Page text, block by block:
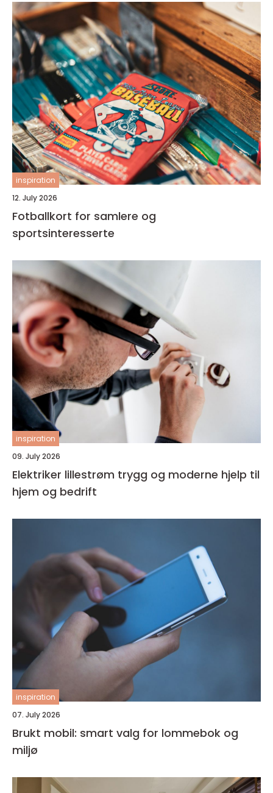
inspiration
12. July 2026
Fotballkort for samlere og
sportsinteresserte
inspiration
09. July 2026
Elektriker lillestrøm trygg og moderne hjelp til
hjem og bedrift
inspiration
07. July 2026
Brukt mobil: smart valg for lommebok og
miljø